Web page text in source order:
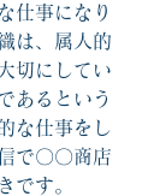
仕事になり
は、属人的
切にしてい
あるという
な仕事をし
で〇〇商店
です。